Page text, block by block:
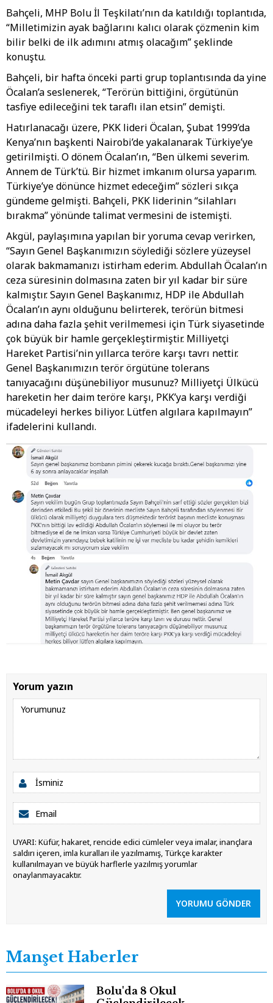
Bahçeli, MHP Bolu İl Teşkilatı’nın da katıldığı toplantıda,
“Milletimizin ayak bağlarını kalıcı olarak çözmenin kim
bilir belki de ilk adımını atmış olacağım” şeklinde
konuştu.
Bahçeli, bir hafta önceki parti grup toplantısında da yine
Öcalan’a seslenerek, “Terörün bittiğini, örgütünün
tasfiye edileceğini tek taraflı ilan etsin” demişti.
Hatırlanacağı üzere, PKK lideri Öcalan, Şubat 1999’da
Kenya’nın başkenti Nairobi’de yakalanarak Türkiye’ye
getirilmişti. O dönem Öcalan’ın, “Ben ülkemi severim.
Annem de Türk’tü. Bir hizmet imkanım olursa yaparım.
Türkiye’ye dönünce hizmet edeceğim” sözleri sıkça
gündeme gelmişti. Bahçeli, PKK liderinin “silahları
bırakma” yönünde talimat vermesini de istemişti.
Akgül, paylaşımına yapılan bir yoruma cevap verirken,
“Sayın Genel Başkanımızın söylediği sözlere yüzeysel
olarak bakmamanızı istirham ederim. Abdullah Öcalan’ın
ceza süresinin dolmasına zaten bir yıl kadar bir süre
kalmıştır. Sayın Genel Başkanımız, HDP ile Abdullah
Öcalan’ın aynı olduğunu belirterek, terörün bitmesi
adına daha fazla şehit verilmemesi için Türk siyasetinde
çok büyük bir hamle gerçekleştirmiştir. Milliyetçi
Hareket Partisi’nin yıllarca teröre karşı tavrı nettir.
Genel Başkanımızın terör örgütüne tolerans
tanıyacağını düşünebiliyor musunuz? Milliyetçi Ülkücü
hareketin her daim teröre karşı, PKK’ya karşı verdiği
mücadeleyi herkes biliyor. Lütfen algılara kapılmayın”
ifadelerini kullandı.
Yorum yazın
UYARI: Küfür, hakaret, rencide edici cümleler veya imalar, inançlara
saldırı içeren, imla kuralları ile yazılmamış, Türkçe karakter
kullanılmayan ve büyük harflerle yazılmış yorumlar
onaylanmayacaktır.
YORUMU GÖNDER
Manşet Haberler
Bolu'da 8 Okul